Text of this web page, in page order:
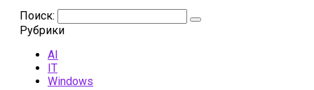
Поиск:
Рубрики
AI
IT
Windows